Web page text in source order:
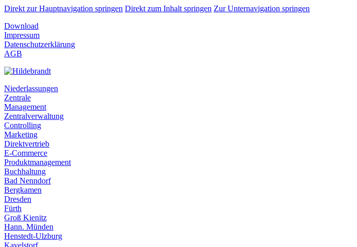
Direkt zur Hauptnavigation springen Direkt zum Inhalt springen Zur Unternavigation springen
Download
Impressum
Datenschutzerklärung
AGB
Niederlassungen
Zentrale
Management
Zentralverwaltung
Controlling
Marketing
Direktvertrieb
E-Commerce
Produktmanagement
Buchhaltung
Bad Nenndorf
Bergkamen
Dresden
Fürth
Groß Kienitz
Hann. Münden
Henstedt-Ulzburg
Kavelstorf